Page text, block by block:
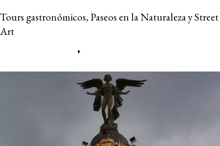
Tours gastronómicos, Paseos en la Naturaleza y Street
Art